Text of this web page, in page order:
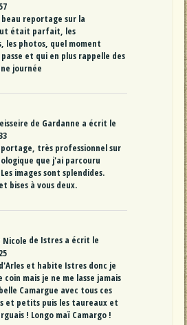
reportage sur la
était parfait, les
les photos, quel moment
et qui en plus rappelle des
journée
de Gardanne a écrit le
très professionnel sur
que j'ai parcouru
images sont splendides.
bises à vous deux.
de Istres a écrit le
et habite Istres donc je
coin mais je ne me lasse jamais
Camargue avec tous ces
et petits puis les taureaux et
! Longo maï Camargo !